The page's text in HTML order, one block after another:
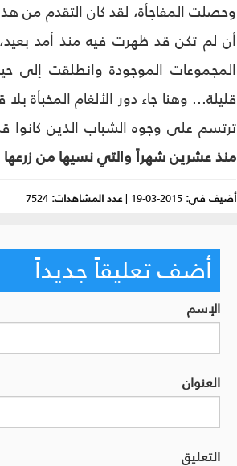
وحصلت المفاجأة، لقد كان التقدم من
أن لم تكن قد ظهرت فيه منذ أمد
المجموعات الموجودة وانطلقت إلى
قليلة... وهنا جاء دور الألغام المخبأة
ترتسم على وجوه الشباب الذين كانوا
منذ عشرين شهراً والتي نسيها من
أضيف في: 2015-03-19
|عدد المشاهدات: 7524
أضف تعليقاً جديداً
الإسم
العنوان
التعليق